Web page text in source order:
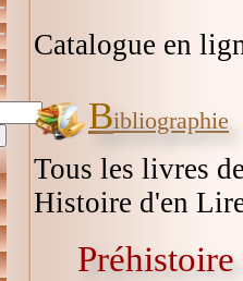
Catalogue en
Bibliographie
Tous les livres
Histoire d'en
Préhistoire